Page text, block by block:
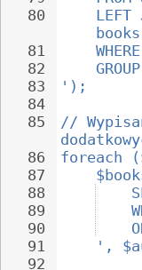
80
81
82
83
84
85
86
87
88
89
90
91
92
');
//
foreach
',